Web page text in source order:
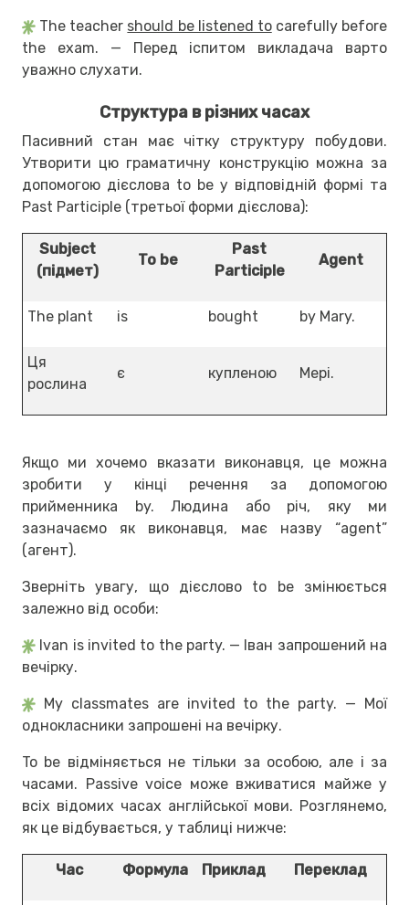
The teacher should be listened tocarefully before
the exam. — Перед іспитом викладача варто
уважно слухати.
Структура в різних часах
Пасивний стан має чітку структуру побудови.
Утворити цю граматичну конструкцію можна за
допомогою дієслова to be у відповідній формі та
Past Participle (третьої форми дієслова):
Subject
(підмет)
To be
Past
Participle
Agent
The plant is bought by Mary.
Ця
рослина
є купленою Мері.
Якщо ми хочемо вказати виконавця, це можна
зробити у кінці речення за допомогою
прийменника by. Людина або річ, яку ми
зазначаємо як виконавця, має назву “agent”
(агент).
Зверніть увагу, що дієслово to be змінюється
залежно від особи:
Ivan is invited to the party. — Іван запрошений на
вечірку.
My classmates are invited to the party. — Мої
однокласники запрошені на вечірку.
To be відміняється не тільки за особою, але і за
часами. Passive voice може вживатися майже у
всіх відомих часах англійської мови. Розглянемо,
як це відбувається, у таблиці нижче:
Час Формула Приклад Переклад